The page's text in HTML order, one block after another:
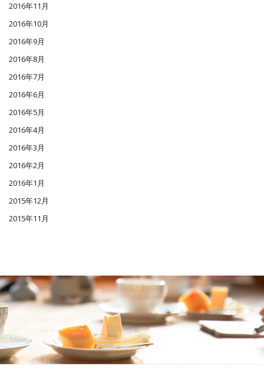
2016年11月
2016年10月
2016年9月
2016年8月
2016年7月
2016年6月
2016年5月
2016年4月
2016年3月
2016年2月
2016年1月
2015年12月
2015年11月